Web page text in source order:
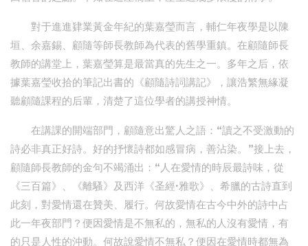
對于進進肄業黃金年紀的葉嘉瑩而言，輔仁年夜學是以陳
垣、余嘉錫、顧隨等師長教師為代表的舊學重鎮。在顧隨師長
教師的講堂上，葉嘉瑩算是最當真的先生之一。多年之后，依
據葉嘉瑩收拾的筆記出書的《顧隨詩詞講記》，讓浩繁無緣凝
聽顧隨課程的后輩，清楚了這位學者的講授神情。
在講課的開端部門，顧隨意出驚人之語：“讀之不受激動的
詩必非真正好詩。好的抒懷詩都如感冒病，善沾染。”接上去，
顧隨師長教師的金句不竭涌出：“人在愛情的時辰最詩味，從
《三百篇》、《離騷》及西洋《圣經·雅歌》、希臘的古詩直到
此刻，對愛情還在贊美、履行。何故愛情在古今中外的詩中占
此一年夜部門？便因愛情是不無私的，無私的人沒有愛情，有
的只是人性的沖動。何故說愛情不無私？便因在愛情時都無為